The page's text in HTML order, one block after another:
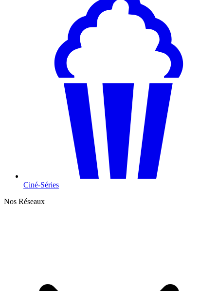
Ciné-Séries
Nos Réseaux